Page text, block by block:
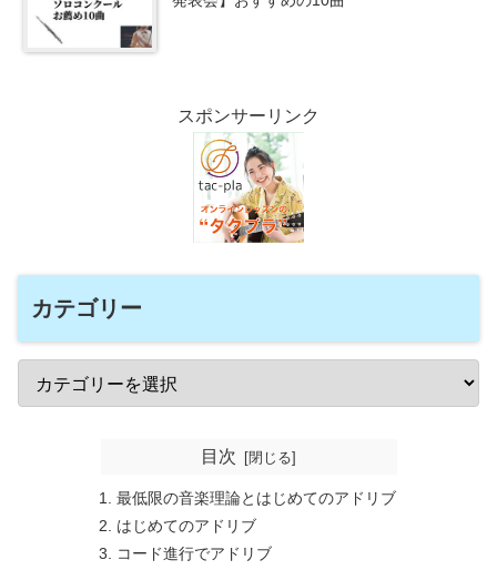
スポンサーリンク
カテゴリー
目次
最低限の音楽理論とはじめてのアドリブ
はじめてのアドリブ
コード進行でアドリブ